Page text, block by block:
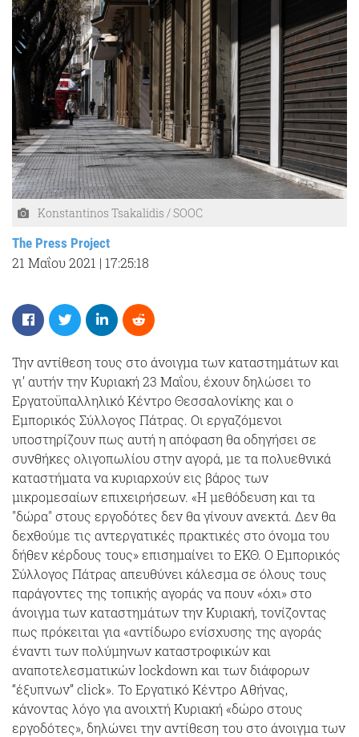
Konstantinos Tsakalidis / SOOC
The Press Project
21 Μαΐου 2021 | 17:25:18
Την αντίθεση τους στο άνοιγμα των καταστημάτων και
γι’ αυτήν την Κυριακή 23 Μαΐου, έχουν δηλώσει το
Εργατοϋπαλληλικό Κέντρο Θεσσαλονίκης και ο
Εμπορικός Σύλλογος Πάτρας. Οι εργαζόμενοι
υποστηρίζουν πως αυτή η απόφαση θα οδηγήσει σε
συνθήκες ολιγοπωλίου στην αγορά, με τα πολυεθνικά
καταστήματα να κυριαρχούν εις βάρος των
μικρομεσαίων επιχειρήσεων. «Η μεθόδευση και τα
"δώρα" στους εργοδότες δεν θα γίνουν ανεκτά. Δεν θα
δεχθούμε τις αντεργατικές πρακτικές στο όνομα του
δήθεν κέρδους τους» επισημαίνει το ΕΚΘ. Ο Εμπορικός
Σύλλογος Πάτρας απευθύνει κάλεσμα σε όλους τους
παράγοντες της τοπικής αγοράς να πουν «όχι» στο
άνοιγμα των καταστημάτων την Κυριακή, τονίζοντας
πως πρόκειται για «αντίδωρο ενίσχυσης της αγοράς
έναντι των πολύμηνων καταστροφικών και
αναποτελεσματικών lockdown και των διάφορων
“έξυπνων” click». Το Εργατικό Κέντρο Αθήνας,
κάνοντας λόγο για ανοιχτή Κυριακή «δώρο στους
εργοδότες», δηλώνει την αντίθεση του στο άνοιγμα των